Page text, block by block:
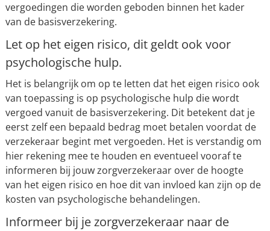
vergoedingen die worden geboden binnen het kader
van de basisverzekering.
Let op het eigen risico, dit geldt ook voor
psychologische hulp.
Het is belangrijk om op te letten dat het eigen risico ook
van toepassing is op psychologische hulp die wordt
vergoed vanuit de basisverzekering. Dit betekent dat je
eerst zelf een bepaald bedrag moet betalen voordat de
verzekeraar begint met vergoeden. Het is verstandig om
hier rekening mee te houden en eventueel vooraf te
informeren bij jouw zorgverzekeraar over de hoogte
van het eigen risico en hoe dit van invloed kan zijn op de
kosten van psychologische behandelingen.
Informeer bij je zorgverzekeraar naar de